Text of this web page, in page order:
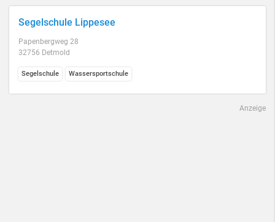
Segelschule Lippesee
Papenbergweg 28
32756 Detmold
Segelschule Wassersportschule
Anzeige